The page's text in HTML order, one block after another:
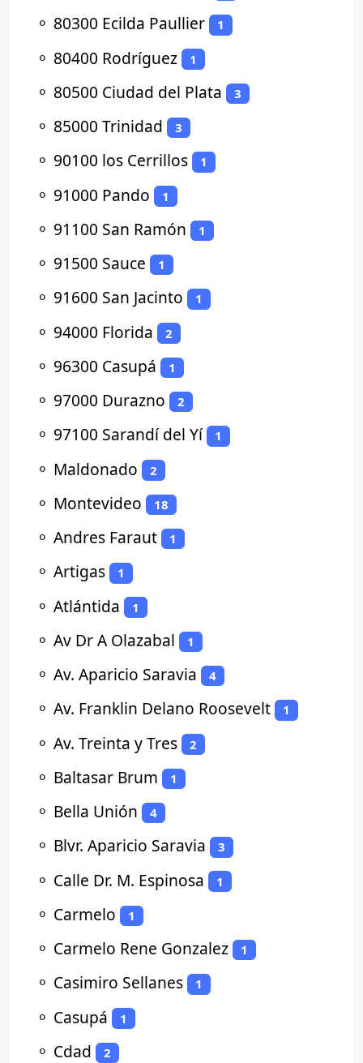
⚬ 80300 Ecilda Paullier 1
⚬ 80400 Rodríguez 1
⚬ 80500 Ciudad del Plata 3
⚬ 85000 Trinidad 3
⚬ 90100 los Cerrillos 1
⚬ 91000 Pando 1
⚬ 91100 San Ramón 1
⚬ 91500 Sauce 1
⚬ 91600 San Jacinto 1
⚬ 94000 Florida 2
⚬ 96300 Casupá 1
⚬ 97000 Durazno 2
⚬ 97100 Sarandí del Yí 1
⚬ Maldonado 2
⚬ Montevideo 18
⚬ Andres Faraut 1
⚬ Artigas 1
⚬ Atlántida 1
⚬ Av Dr A Olazabal 1
⚬ Av. Aparicio Saravia 4
⚬ Av. Franklin Delano Roosevelt 1
⚬ Av. Treinta y Tres 2
⚬ Baltasar Brum 1
⚬ Bella Unión 4
⚬ Blvr. Aparicio Saravia 3
⚬ Calle Dr. M. Espinosa 1
⚬ Carmelo 1
⚬ Carmelo Rene Gonzalez 1
⚬ Casimiro Sellanes 1
⚬ Casupá 1
⚬ Cdad 2